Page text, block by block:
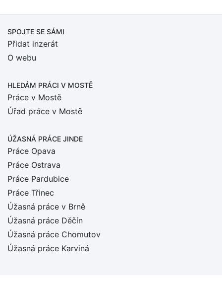
SPOJTE SE SÁMI
Přidat inzerát
O webu
HLEDÁM PRÁCI V MOSTĚ
Práce v Mostě
Úřad práce v Mostě
ÚŽASNÁ PRÁCE JINDE
Práce Opava
Práce Ostrava
Práce Pardubice
Práce Třinec
Úžasná práce v Brně
Úžasná práce Děčín
Úžasná práce Chomutov
Úžasná práce Karviná